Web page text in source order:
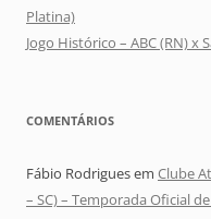
Platina)
Jogo Histórico – ABC (RN) x
COMENTÁRIOS
Fábio Rodriguesem Clube
– SC) – Temporada Oficial